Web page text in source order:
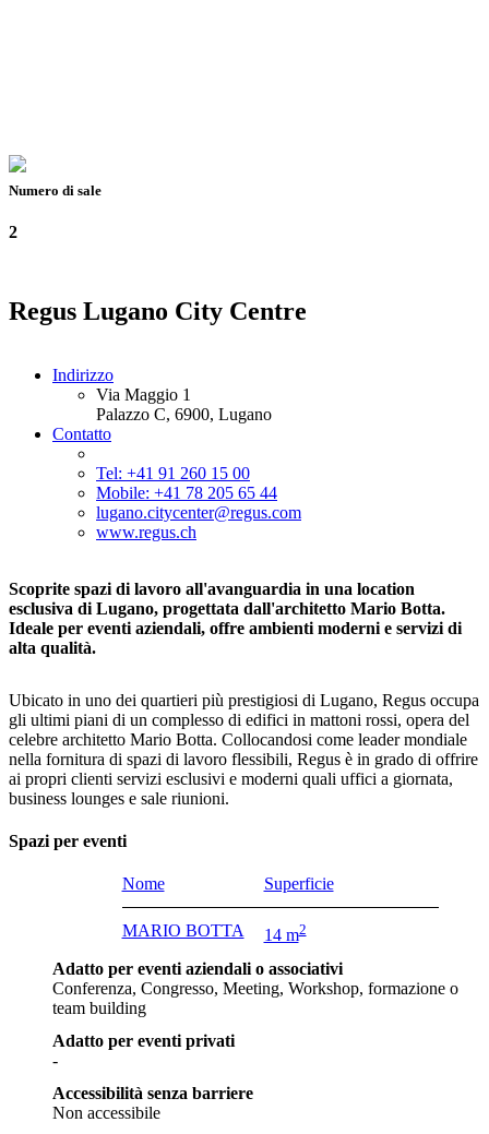
Numero di sale
2
Regus Lugano City Centre
Indirizzo
Via Maggio 1
Palazzo C, 6900, Lugano
Contatto
Tel: +41 91 260 15 00
Mobile: +41 78 205 65 44
lugano.citycenter@regus.com
www.regus.ch
Scoprite spazi di lavoro all'avanguardia in una location
esclusiva di Lugano, progettata dall'architetto Mario Botta.
Ideale per eventi aziendali, offre ambienti moderni e servizi di
alta qualità.
Ubicato in uno dei quartieri più prestigiosi di Lugano, Regus occupa
gli ultimi piani di un complesso di edifici in mattoni rossi, opera del
celebre architetto Mario Botta. Collocandosi come leader mondiale
nella fornitura di spazi di lavoro flessibili, Regus è in grado di offrire
ai propri clienti servizi esclusivi e moderni quali uffici a giornata,
business lounges e sale riunioni.
Spazi per eventi
Nome Superficie
MARIO BOTTA 14 m2
Adatto per eventi aziendali o associativi
Conferenza, Congresso, Meeting, Workshop, formazione o
team building
Adatto per eventi privati
-
Accessibilità senza barriere
Non accessibile